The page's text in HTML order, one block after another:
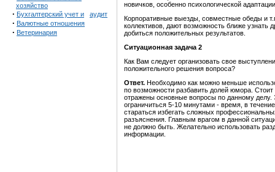
хозяйство
· Бухгалтерский учет и аудит
· Валютные отношения
· Ветеринария
новичков, особенно психологической
Корпоративные выезды, совместные обеды и
коллективов, дают возможность ближе узнать
добиться положительных результатов.
Ситуационная задача 2
Как Вам следует организовать свое
положительного решения вопроса?
Ответ. Необходимо как можно меньше
по возможности разбавить долей юмора.
отражены основные вопросы по данному делу.
ограничиться 5-10 минутами - время, в
стараться избегать сложных
разъяснения. Главным врагом в данной
не должно быть. Желательно использовать
информации.